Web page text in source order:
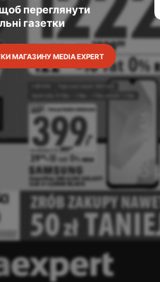
переглянути
газетки
МАГАЗИНУ MEDIA EXPERT